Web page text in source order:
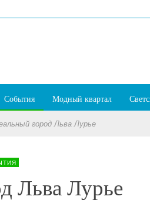
События Модный квартал
город Льва Лурье
Льва Лурье